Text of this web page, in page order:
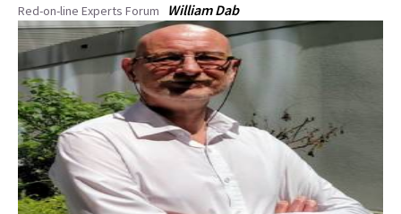
Red-on-line Experts Forum
William Dab